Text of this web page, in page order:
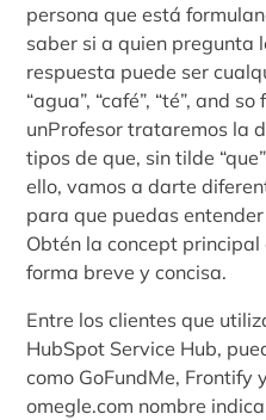
persona que está
saber si a quien pregunta
respuesta puede ser
“agua”, “café”, “té”, and
unProfesor trataremos la
tipos de que, sin tilde
ello, vamos a darte
para que puedas
Obtén la concept
forma breve y concisa.
Entre los clientes que
HubSpot Service Hub,
como GoFundMe, Frontify
omegle.com nombre